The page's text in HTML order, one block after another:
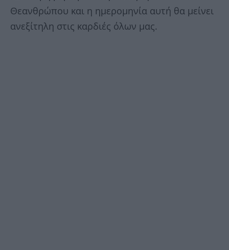
Θεανθρώπου και η ημερομηνία αυτή θα μείνει
ανεξίτηλη στις καρδιές όλων μας.